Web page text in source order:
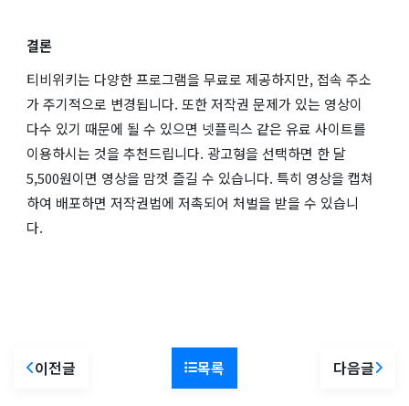
결론
티비위키는 다양한 프로그램을 무료로 제공하지만, 접속 주소
가 주기적으로 변경됩니다. 또한 저작권 문제가 있는 영상이
다수 있기 때문에 될 수 있으면 넷플릭스 같은 유료 사이트를
이용하시는 것을 추천드립니다. 광고형을 선택하면 한 달
5,500원이면 영상을 맘껏 즐길 수 있습니다. 특히 영상을 캡쳐
하여 배포하면 저작권법에 저촉되어 처벌을 받을 수 있습니
다.
이전글 목록 다음글